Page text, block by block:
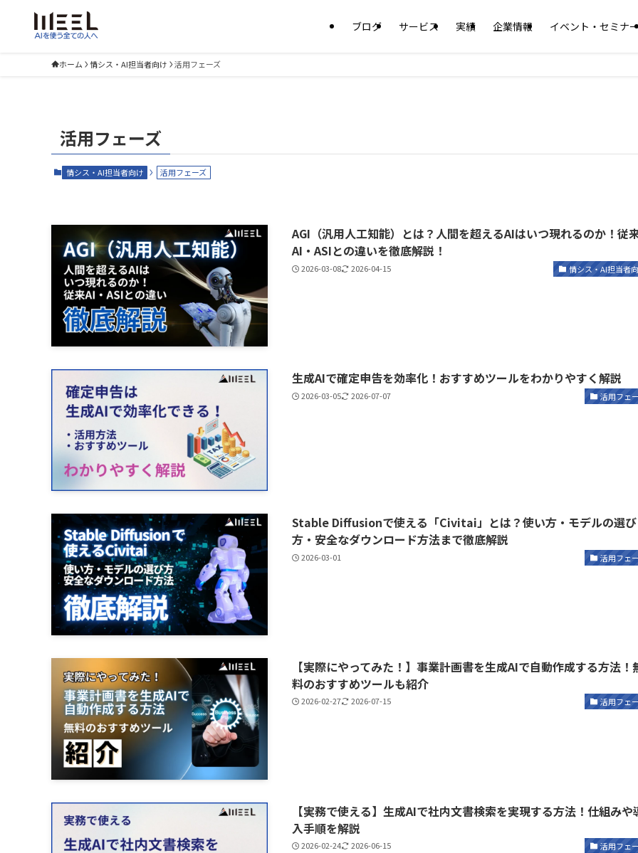
ブログ サービス 実績 企業情報 イベント・セミナー
ホーム 情シス・AI担当者向け 活用フェーズ
活用フェーズ
情シス・AI担当者向け 活用フェーズ
AGI（汎用人工知能）とは？人間を超えるAIはいつ現れるのか！従
AI・ASIとの違いを徹底解説！
2026-03-08 2026-04-15 情シス・AI担当者
生成AIで確定申告を効率化！おすすめツールをわかりやすく解説
2026-03-05 2026-07-07 活用フェ
Stable Diffusionで使える「Civitai」とは？使い方・モデルの選び
方・安全なダウンロード方法まで徹底解説
2026-03-01 活用フェ
【実際にやってみた！】事業計画書を生成AIで自動作成する方法！
料のおすすめツールも紹介
2026-02-27 2026-07-15 活用フェ
【実務で使える】生成AIで社内文書検索を実現する方法！仕組みや
入手順を解説
2026-02-24 2026-06-15 活用フェ